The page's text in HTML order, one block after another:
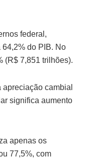
federal,
do PIB. No
(R$ 7,851 trilhões).
cambial
significa aumento
apenas os
77,5%, com